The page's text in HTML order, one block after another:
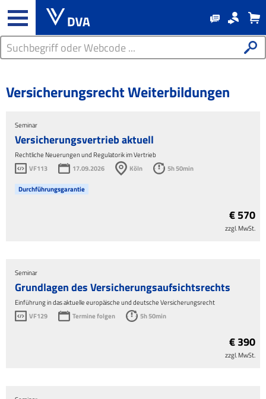
Versicherungsrecht Weiterbildungen
Seminar
Versicherungsvertrieb aktuell
Rechtliche Neuerungen und Regulatorik im Vertrieb
VF113
17.09.2026 Köln 5h 50min
Durchführungsgarantie
€ 570
zzgl. MwSt.
Seminar
Grundlagen des Versicherungsaufsichtsrechts
Einführung in das aktuelle europäische und deutsche Versicherungsrecht
VF129
Termine folgen 5h 50min
€ 390
zzgl. MwSt.